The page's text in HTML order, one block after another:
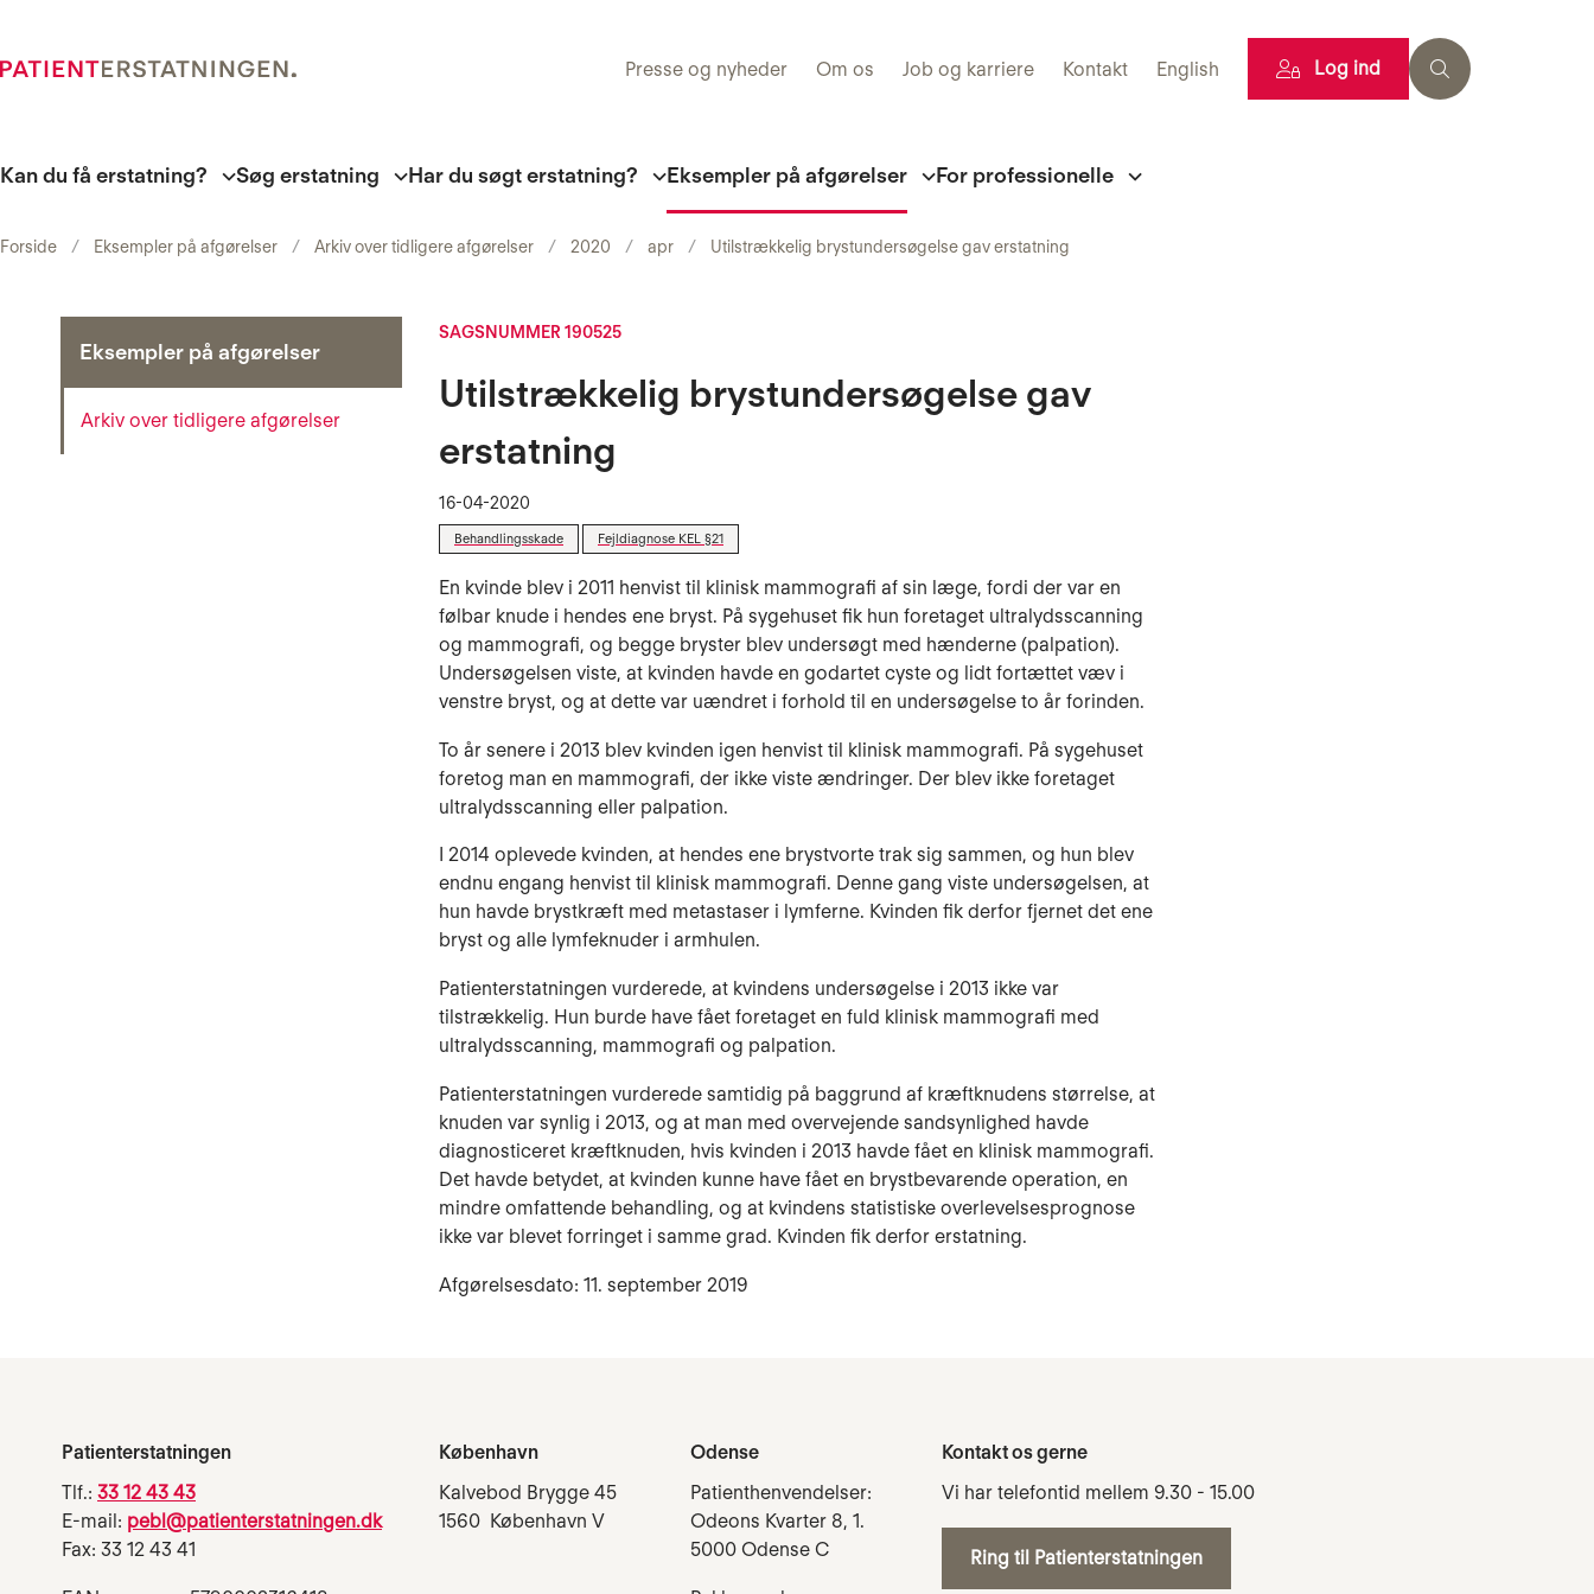
Presse og nyheder Om os Job og karriere Kontakt English Log ind
Kan du få erstatning? Søg erstatning Har du søgt erstatning? Eksempler på afgørelser For professionelle
Forside Eksempler på afgørelser Arkiv over tidligere afgørelser 2020 apr Utilstrækkelig brystundersøgelse gav erstatning
Eksempler på afgørelser
Arkiv over tidligere afgørelser
SAGSNUMMER 190525
Utilstrækkelig brystundersøgelse gav
erstatning
16-04-2020
Behandlingsskade Fejldiagnose KEL §21
En kvinde blev i 2011 henvist til klinisk mammografi af sin læge, fordi der var en
følbar knude i hendes ene bryst. På sygehuset fik hun foretaget ultralydsscanning
og mammografi, og begge bryster blev undersøgt med hænderne (palpation).
Undersøgelsen viste, at kvinden havde en godartet cyste og lidt fortættet væv i
venstre bryst, og at dette var uændret i forhold til en undersøgelse to år forinden.
To år senere i 2013 blev kvinden igen henvist til klinisk mammografi. På sygehuset
foretog man en mammografi, der ikke viste ændringer. Der blev ikke foretaget
ultralydsscanning eller palpation.
I 2014 oplevede kvinden, at hendes ene brystvorte trak sig sammen, og hun blev
endnu engang henvist til klinisk mammografi. Denne gang viste undersøgelsen, at
hun havde brystkræft med metastaser i lymferne. Kvinden fik derfor fjernet det ene
bryst og alle lymfeknuder i armhulen.
Patienterstatningen vurderede, at kvindens undersøgelse i 2013 ikke var
tilstrækkelig. Hun burde have fået foretaget en fuld klinisk mammografi med
ultralydsscanning, mammografi og palpation.
Patienterstatningen vurderede samtidig på baggrund af kræftknudens størrelse, at
knuden var synlig i 2013, og at man med overvejende sandsynlighed havde
diagnosticeret kræftknuden, hvis kvinden i 2013 havde fået en klinisk mammografi.
Det havde betydet, at kvinden kunne have fået en brystbevarende operation, en
mindre omfattende behandling, og at kvindens statistiske overlevelsesprognose
ikke var blevet forringet i samme grad. Kvinden fik derfor erstatning.
Afgørelsesdato: 11. september 2019
Patienterstatningen
Tlf.: 33 12 43 43
E-mail: pebl@patienterstatningen.dk
Fax: 33 12 43 41
København
Kalvebod Brygge 45
1560 København V
Odense
Patienthenvendelser:
Odeons Kvarter 8, 1.
5000 Odense C
Kontakt os gerne
Vi har telefontid mellem 9.30 - 15.00
Ring til Patienterstatningen